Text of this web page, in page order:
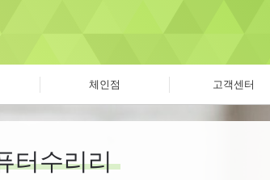
체인점 고객센터
터수리리